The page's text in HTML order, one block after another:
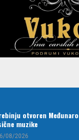
otvoren
muzike
08/2026